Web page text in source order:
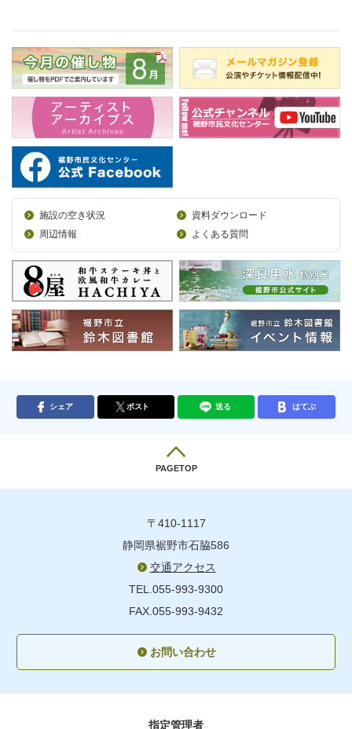
施設の空き状況
資料ダウンロード
周辺情報
よくある質問
シェア ポスト 送る はてぶ
PAGETOP
〒410-1117
静岡県裾野市石脇586
交通アクセス
TEL.055-993-9300
FAX.055-993-9432
お問い合わせ
指定管理者